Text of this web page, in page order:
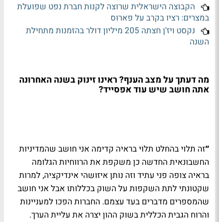
הקבוצה הישראלית שרוצה לקנות חברת נפט שפועלת
במצרים: רציו בקרב על פארוס
נקסט ויז'ן חצתה 205 מיליון דולר בהזמנות מתחילת
השנה
מה דעתך על מצב הענף? ראינו זינוק בשנה האחרונה
אתה חושב שיש עוד אפסייד?
״זה תלוי בהחלט תלוי בראיה קדימה אני חושב שהמדיניות
החשבונאית החדשה כן משקפת את הרווחיות הגלומה
בראיה צופה פני עתיד וזה נותן איזושהי אינדיקציה, למרות
שקטונתי לתת השקפות על השוק בכללותו אבל אני חושב
שהמספרים מדברים בעד עצמם. החברות הפכו למעניינות
והרוח הגבית הכללית בשוק ההון יצרה את עליית הערך.